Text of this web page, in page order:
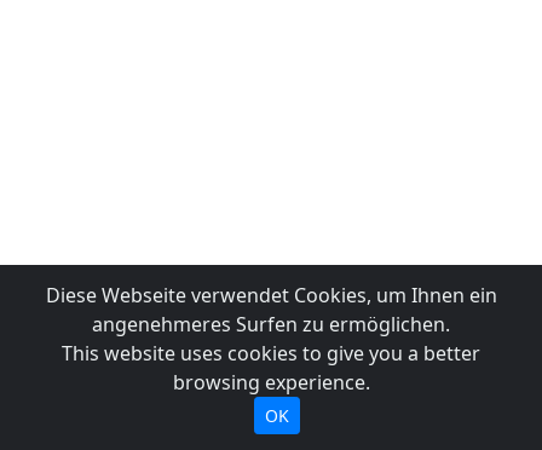
Diese Webseite verwendet Cookies, um Ihnen ein
angenehmeres Surfen zu ermöglichen.
This website uses cookies to give you a better
browsing experience.
OK